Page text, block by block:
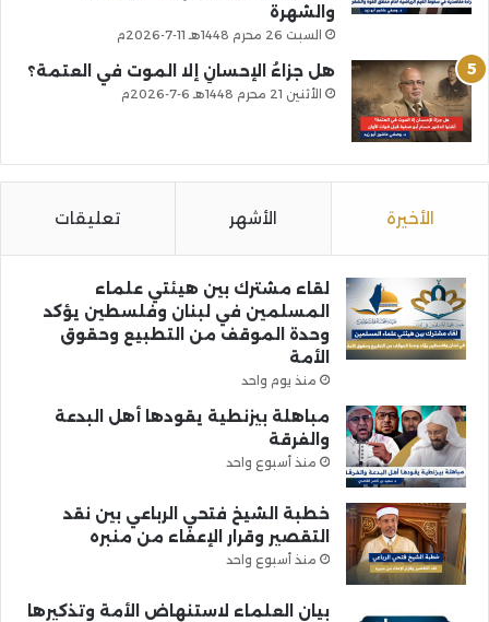
والشهرة
السبت 26 محرم 1448هـ 11-7-2026م
هل جزاءُ الإحسانِ إلا الموت في العتمة؟
الأثنين 21 محرم 1448هـ 6-7-2026م
الأخيرة الأشهر تعليقات
لقاء مشترك بين هيئتي علماء
المسلمين في لبنان وفلسطين يؤكد
وحدة الموقف من التطبيع وحقوق
الأمة
منذ يوم واحد
مباهلة بيزنطية يقودها أهل البدعة
والفرقة
منذ أسبوع واحد
خطبة الشيخ فتحي الرباعي بين نقد
التقصير وقرار الإعفاء من منبره
منذ أسبوع واحد
بيان العلماء لاستنهاض الأمة وتذكيرها